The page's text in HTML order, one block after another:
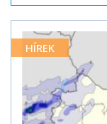
HÍREK